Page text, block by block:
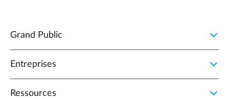
Grand Public
Entreprises
Ressources